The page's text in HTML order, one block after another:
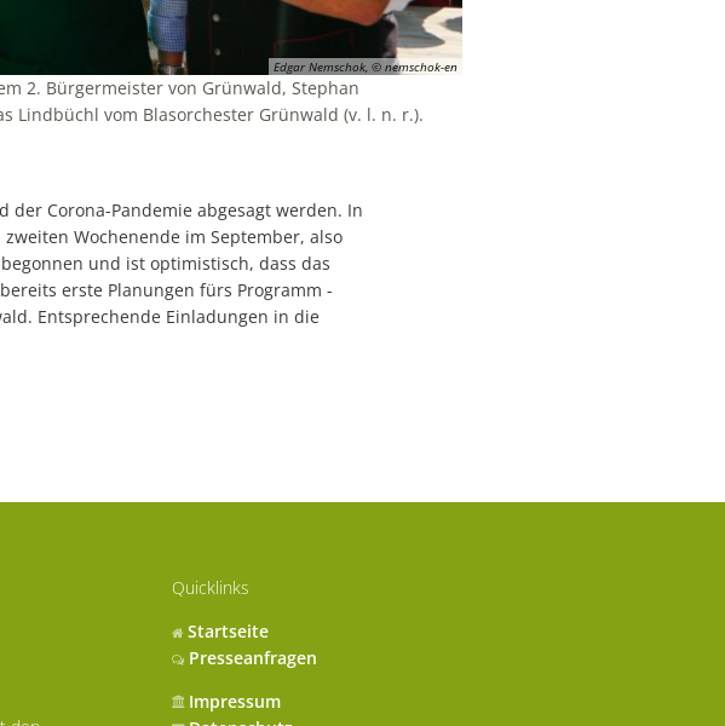
Edgar Nemschok, © nemschok-en
2. Bürgermeister von Grünwald, Stephan
Lindbüchl vom Blasorchester Grünwald (v. l. n. r.).
Corona-Pandemie abgesagt werden. In
Wochenende im September, also
und ist optimistisch, dass das
erste Planungen fürs Programm -
Entsprechende Einladungen in die
Quicklinks
Startseite
Presseanfragen
Impressum